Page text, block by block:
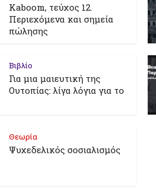
Kaboom, τεύχος 12.
Περιεχόμενα και σημεία
πώλησης
Βιβλίο
Για μια μαιευτική της
Ουτοπίας: λίγα λόγια για το
Θεωρία
Ψυχεδελικός σοσιαλισμός